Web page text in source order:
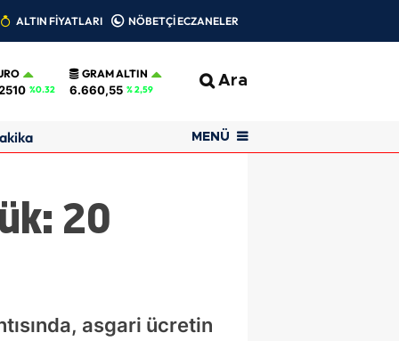
ALTIN FİYATLARI NÖBETÇİ ECZANELER
%0.32
GRAM ALTIN
6.660,55 % 2,59 Ara
MENÜ
20
asgari ücretin